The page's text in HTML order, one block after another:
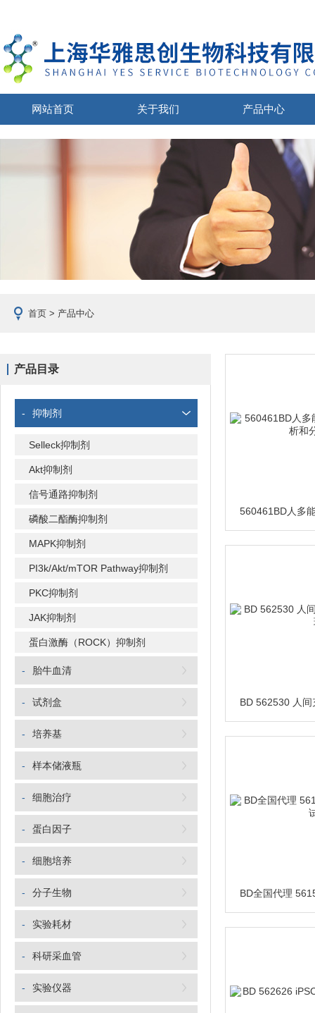
网站首页 关于我们 产品中心
首页 > 产品中心
产品目录
- 抑制剂
Selleck抑制剂
Akt抑制剂
信号通路抑制剂
磷酸二酯酶抑制剂
MAPK抑制剂
PI3k/Akt/mTOR Pathway抑制剂
PKC抑制剂
JAK抑制剂
蛋白激酶（ROCK）抑制剂
- 胎牛血清
- 试剂盒
- 培养基
- 样本储液瓶
- 细胞治疗
- 蛋白因子
- 细胞培养
- 分子生物
- 实验耗材
- 科研采血管
- 实验仪器